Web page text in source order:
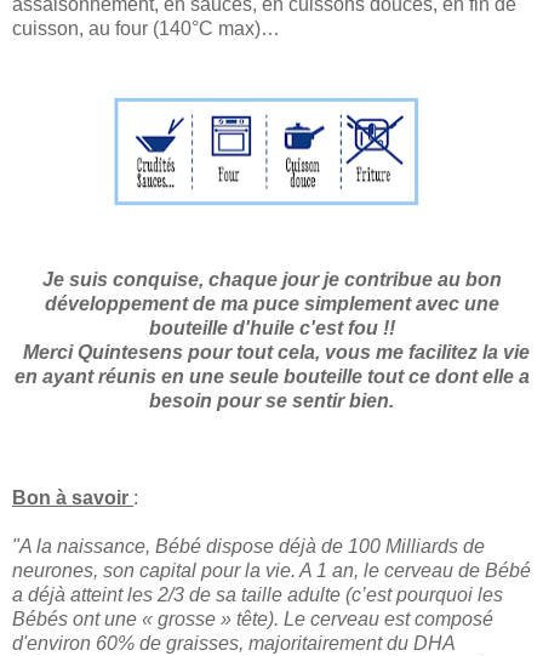
assaisonnement, en sauces, en cuissons douces, en fin de
cuisson, au four (140°C max)…
Je suis conquise, chaque jour je contribue au bon
développement de ma puce simplement avec une
bouteille d'huile c'est fou !!
Merci Quintesens pour tout cela, vous me facilitez la vie
en ayant réunis en une seule bouteille tout ce dont elle a
besoin pour se sentir bien.
Bon à savoir :
"A la naissance, Bébé dispose déjà de 100 Milliards de
neurones, son capital pour la vie. A 1 an, le cerveau de Bébé
a déjà atteint les 2/3 de sa taille adulte (c’est pourquoi les
Bébés ont une « grosse » tête). Le cerveau est composé
d'environ 60% de graisses, majoritairement du DHA